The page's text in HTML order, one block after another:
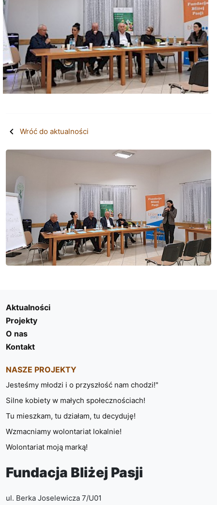
Wróć do aktualności
Aktualności
Projekty
O nas
Kontakt
NASZE PROJEKTY
Jesteśmy młodzi i o przyszłość nam chodzi!"
Silne kobiety w małych społecznościach!
Tu mieszkam, tu działam, tu decyduję!
Wzmacniamy wolontariat lokalnie!
Wolontariat moją marką!
Fundacja Bliżej Pasji
ul. Berka Joselewicza 7/U01